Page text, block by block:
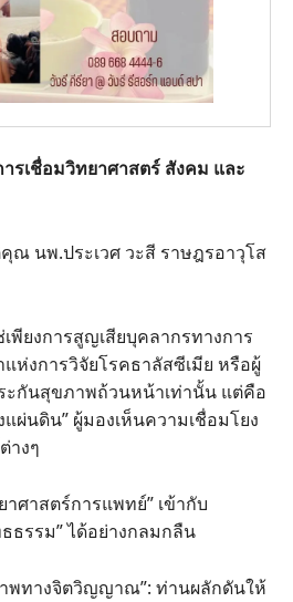
รเชื่อมวิทยาศาสตร์ สังคม และ
ณ นพ.ประเวศ วะสี ราษฎรอาวุโส
ยงการสูญเสียบุคลากรทางการ
ห่งการวิจัยโรคธาลัสซีเมีย หรือผู้
ะกันสุขภาพถ้วนหน้าเท่านั้น แต่คือ
ผ่นดิน” ผู้มองเห็นความเชื่อมโยง
างๆ
ศาสตร์การแพทย์” เข้ากับ
ธรรม” ได้อย่างกลมกลืน
าพทางจิตวิญญาณ”: ท่านผลักดันให้